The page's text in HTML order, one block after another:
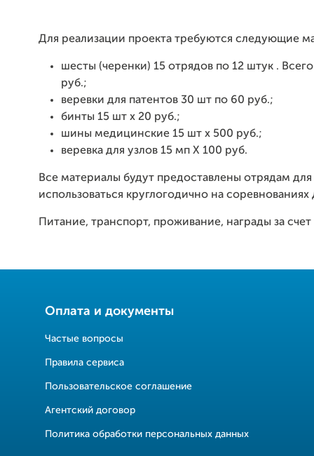
Для реализации проекта требуются следующие
шесты (черенки) 15 отрядов по 12 штук .
руб.;
веревки для патентов 30 шт по 60 руб.;
бинты 15 шт х 20 руб.;
шины медицинские 15 шт х 500 руб.;
веревка для узлов 15 мп Х 100 руб.
Все материалы будут предоставлены отрядам
использоваться круглогодично на
Питание, транспорт, проживание, награды за
Оплата и документы
Частые вопросы
Правила сервиса
Пользовательское соглашение
Агентский договор
Политика обработки персональных данных